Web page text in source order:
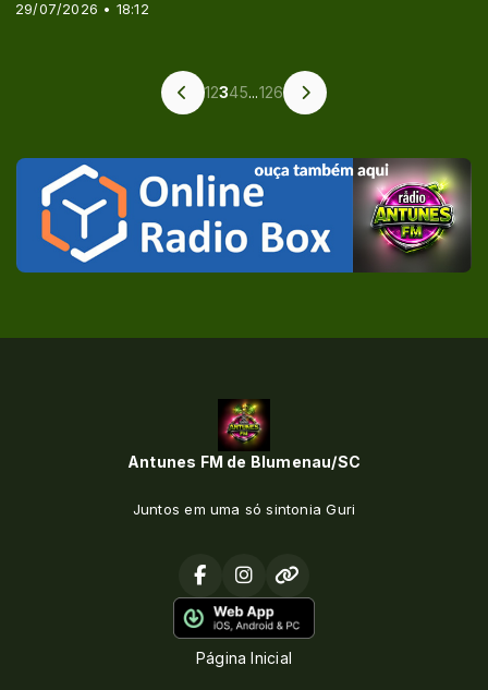
29/07/2026 • 18:12
12345...126
Antunes FM de Blumenau/SC
Juntos em uma só sintonia Guri
Página Inicial